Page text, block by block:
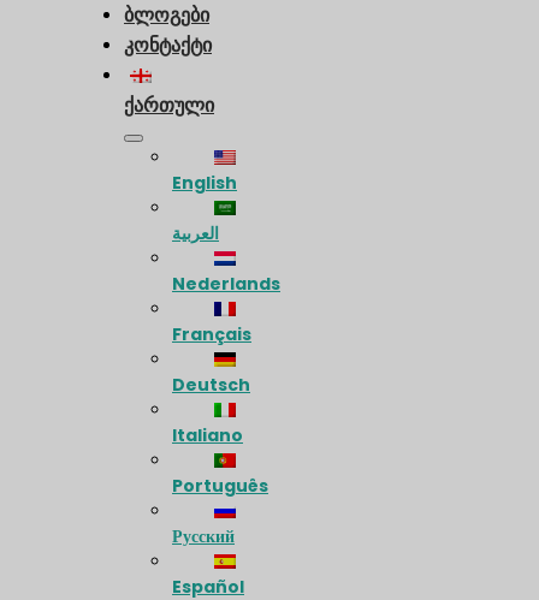
ბლოგები
კონტაქტი
ქართული
English
العربية
Nederlands
Français
Deutsch
Italiano
Português
Русский
Español